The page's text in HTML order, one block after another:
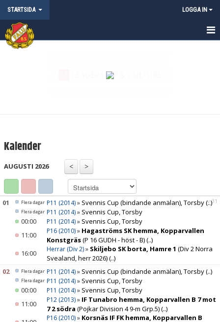
STARTSIDA LOGGA IN
STARTSIDA
FALU BS KLUBBSHOP
ANMÄLAN CAMPER & LÄGER
Kalender
AUGUSTI 2026
v.31
01 Flera dagar P11 (2014)» Svennis Cup (bindande anmälan), Torsby(..)
Flera dagar P11 (2014)» Svennis Cup, Torsby
00:00
P11 (2014)» Svennis Cup, Torsby
11:00
P16 (2010)» Hagaströms SK hemma, Kopparvallen
Konstgräs(P 16 GUDH - höst - B)(..)
16:00
Herrar (Div 2)» Skiljebo SK borta, Hamre 1 (Div 2 Norra
Svealand, herr 2026)(..)
02
Flera dagar P11 (2014)» Svennis Cup (bindande anmälan), Torsby(..)
Flera dagar P11 (2014)» Svennis Cup, Torsby
00:00
P11 (2014)» Svennis Cup, Torsby
11:00
P12 (2013)» IF Tunabro hemma, Kopparvallen B 7 mot
7 2 södra (Pojkar Division 4 9-m Grp.5)(..)
P16 (2010)» Korsnäs IF FK hemma, Kopparvallen B